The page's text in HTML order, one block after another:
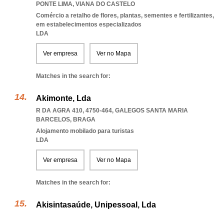
PONTE LIMA, VIANA DO CASTELO
Comércio a retalho de flores, plantas, sementes e fertilizantes,
em estabelecimentos especializados
LDA
Ver empresa Ver no Mapa
Matches in the search for:
Akimonte, Lda
R DA AGRA 410, 4750-464, GALEGOS SANTA MARIA
BARCELOS, BRAGA
Alojamento mobilado para turistas
LDA
Ver empresa Ver no Mapa
Matches in the search for:
Akisintasaúde, Unipessoal, Lda